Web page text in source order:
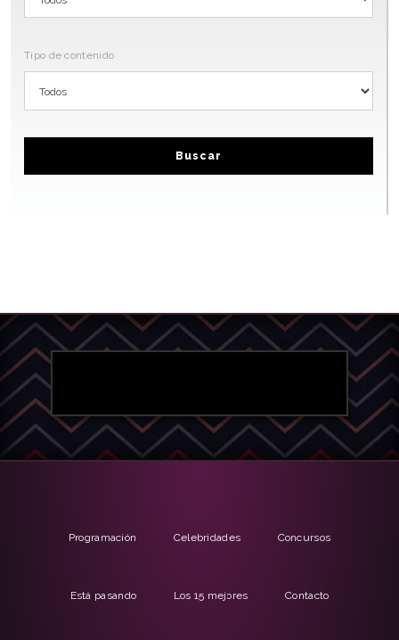
Tipo de contenido
Buscar
Programación Celebridades Concursos
Está pasando Los 15 mejores Contacto